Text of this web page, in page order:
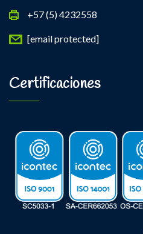
+57 (5) 4232558
[email protected]
Certificaciones